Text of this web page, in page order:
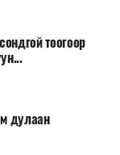
зарим
тоогоор
дулаан